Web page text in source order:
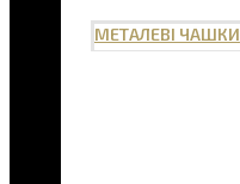
МЕТАЛЕВІ ЧАШКИ